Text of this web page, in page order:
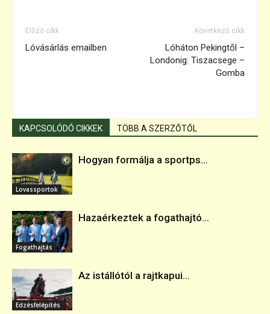
Előző cikk
Lóvásárlás emailben
Következő cikk
Lóháton Pekingtől –
Londonig: Tiszacsege –
Gomba
KAPCSOLÓDÓ CIKKEK TÖBB A SZERZŐTŐL
Lovassportok
Hogyan formálja a sportps...
Fogathajtás
Hazaérkeztek a fogathajtó...
Edzésfelépítés
Az istállótól a rajtkapui...